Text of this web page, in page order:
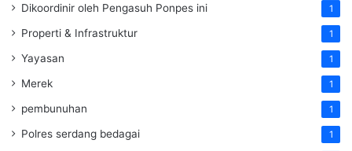
Dikoordinir oleh Pengasuh Ponpes ini 1
Properti & Infrastruktur 1
Yayasan 1
Merek 1
pembunuhan 1
Polres serdang bedagai 1